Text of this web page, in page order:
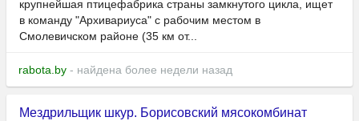
крупнейшая птицефабрика страны замкнутого цикла, ищет
в команду "Архивариуса" с рабочим местом в
Смолевичском районе (35 км от...
rabota.by - найдена более недели назад
Мездрильщик шкур. Борисовский мясокомбинат